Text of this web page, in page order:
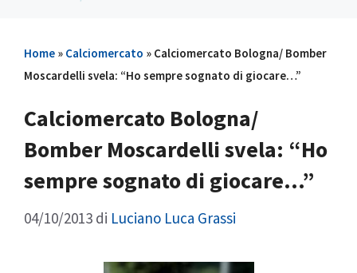
Home » Calciomercato » Calciomercato Bologna/ Bomber
Moscardelli svela: “Ho sempre sognato di giocare…”
Calciomercato Bologna/
Bomber Moscardelli svela: “Ho
sempre sognato di giocare…”
04/10/2013 di Luciano Luca Grassi